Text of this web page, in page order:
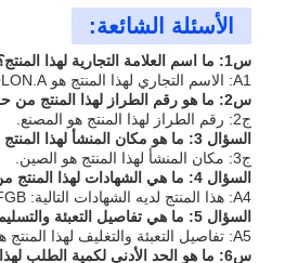
الأسئلة الشائعة:
س1: ما اسم العلامة التجارية لهذا المنتج؟
A1: الاسم التجاري لهذا المنتج هو FOLON.A
س2: ما هو رقم الطراز لهذا المنتج من حلقات السيليكون O؟
ج2: رقم الطراز لهذا المنتج هو المصنع.
السؤال 3: ما هو مكان المنشأ لهذا المنتج من حلقات السيليكون O؟
ج3: مكان المنشأ لهذا المنتج هو الصين.
السؤال 4: ما هي الشهادات لهذا المنتج من حلقات السيليكون؟
A4: هذا المنتج لديه الشهادات التالية: TS16949، IATF، NSF، ISO9001، PPAP، ROHS، FDA، LFGB.
السؤال 5: ما هي تفاصيل التعبئة والتسليم لوقت هذا السيليكون O Rings المنتج؟
A5: تفاصيل التعبئة والتغليف لهذا المنتج هي PE داخل، الكرتون خارج. وقت التسليم لهذا المنتج هو 5-8 أيام عمل.
س6: ما هو الحد الأدنى لكمية الطلب لهذا المنتج من حلقات السيليكون O؟